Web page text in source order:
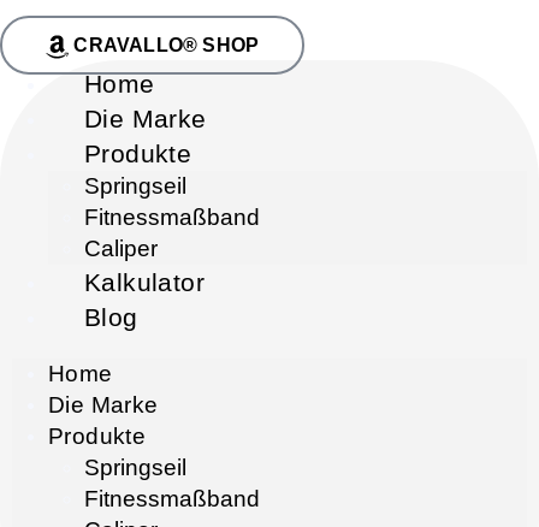
CRAVALLO® SHOP
Home
Die Marke
Produkte
Springseil
Fitnessmaßband
Caliper
Kalkulator
Blog
Home
Die Marke
Produkte
Springseil
Fitnessmaßband